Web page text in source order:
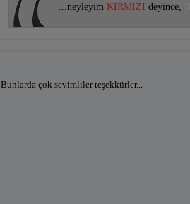
...neyleyim KIRMIZI deyince,
Bunlarda çok sevimliler teşekkürler...